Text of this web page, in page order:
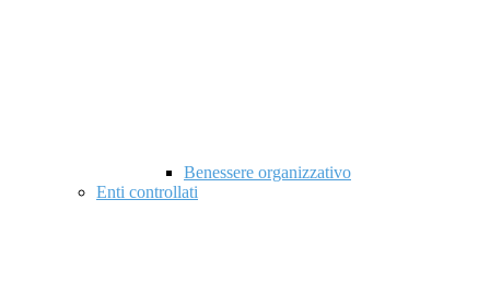
Benessere organizzativo
Enti controllati